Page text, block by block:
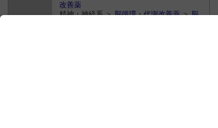
改善薬
精神・神経系 ＞脳循環・代謝改善薬＞脳